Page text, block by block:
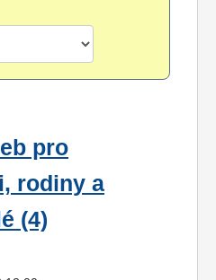
pro
rodiny a
(4)